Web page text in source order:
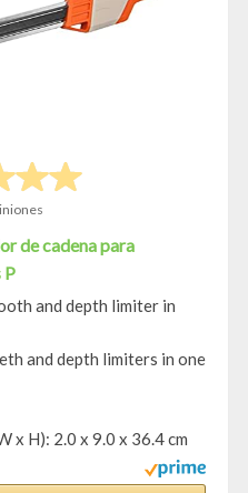
de cadena para
P
and depth limiter in
and depth limiters in one
x H): 2.0 x 9.0 x 36.4 cm